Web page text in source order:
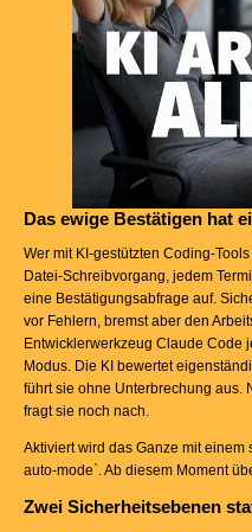
Das ewige Bestätigen hat
Wer mit KI-gestützten Coding-
Datei-Schreibvorgang, jedem
eine Bestätigungsabfrage auf.
vor Fehlern, bremst aber den
Entwicklerwerkzeug Claude Code
Modus. Die KI bewertet
führt sie ohne Unterbrechung aus.
fragt sie noch nach.
Aktiviert wird das Ganze mit
auto-mode`. Ab diesem Moment
Zwei Sicherheitsebenen